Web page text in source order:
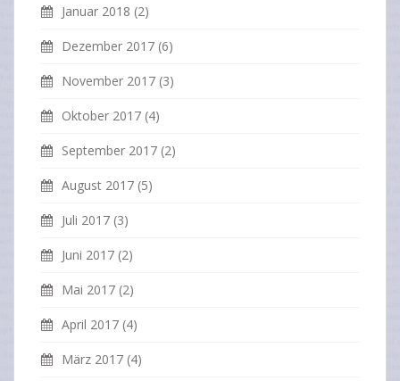
Januar 2018 (2)
Dezember 2017 (6)
November 2017 (3)
Oktober 2017 (4)
September 2017 (2)
August 2017 (5)
Juli 2017 (3)
Juni 2017 (2)
Mai 2017 (2)
April 2017 (4)
März 2017 (4)